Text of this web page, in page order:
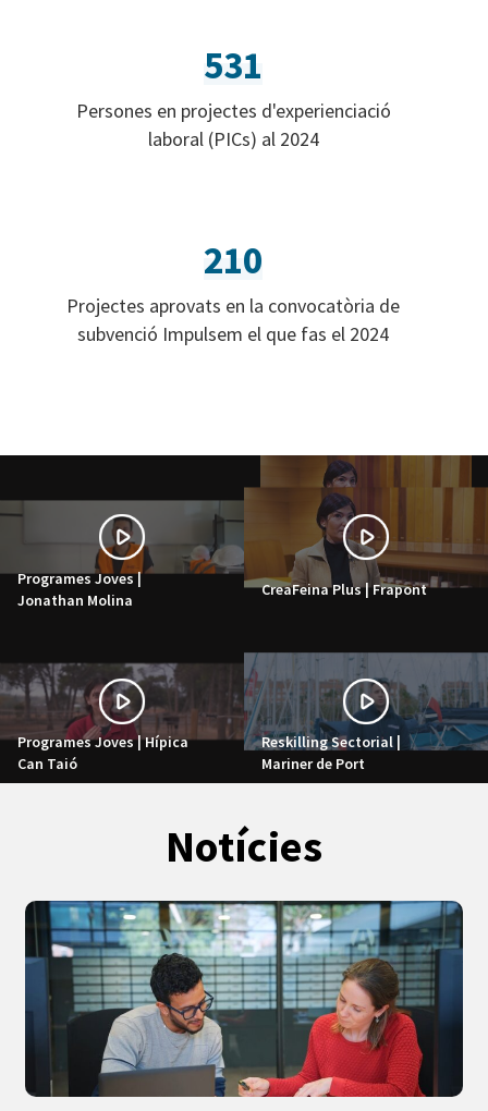
531
Persones en projectes d'experienciació
laboral (PICs) al 2024
210
Projectes aprovats en la convocatòria de
subvenció Impulsem el que fas el 2024
Programes Joves |
Jonathan Molina
CreaFeina Plus | Frapont
Programes Joves | Hípica
Can Taió
Reskilling Sectorial |
Mariner de Port
Notícies